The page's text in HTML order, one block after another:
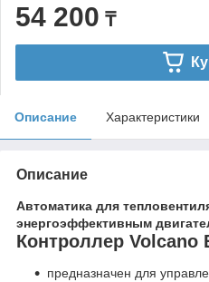
54 200 ₸
Описание Характеристики
Описание
Автоматика для
энергоэффективным
Контроллер Volcano
предназначен для